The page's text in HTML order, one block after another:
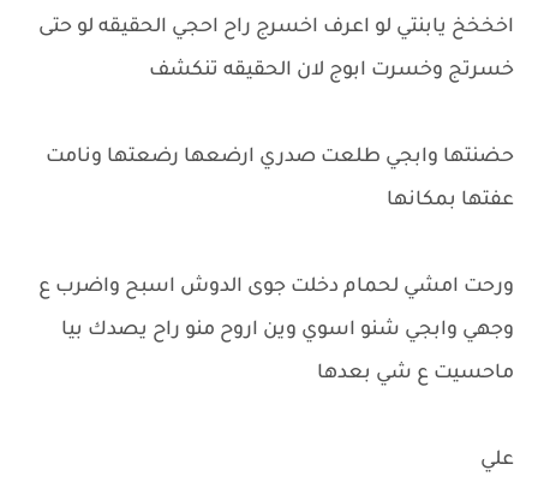
اخخخخ يابنتي لو اعرف اخسرج راح احجي الحقيقه لو حتى
خسرتج وخسرت ابوج لان الحقيقه تنكشف
حضنتها وابجي طلعت صدري ارضعها رضعتها ونامت
عفتها بمكانها
ورحت امشي لحمام دخلت جوى الدوش اسبح واضرب ع
وجهي وابجي شنو اسوي وين اروح منو راح يصدك بيا
ماحسيت ع شي بعدها
علي